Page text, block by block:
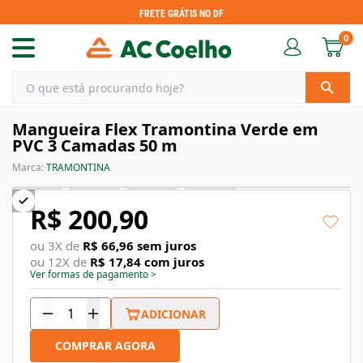
FRETE GRÁTIS NO DF
0
Mangueira Flex Tramontina Verde em
PVC 3 Camadas 50 m
Marca:TRAMONTINA
R$ 200,90
ou 3X de R$ 66,96 sem juros
ou 12X de R$ 17,84 com juros
Ver formas de pagamento>
ADICIONAR
COMPRAR AGORA